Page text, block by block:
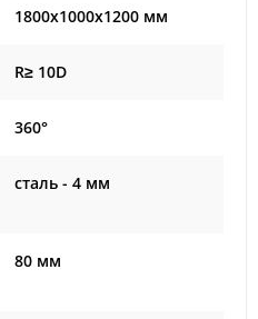
1800х1000х1200 мм
R≥ 10D
360°
сталь - 4 мм
80 мм